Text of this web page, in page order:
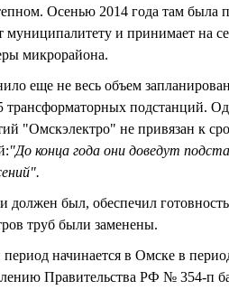
Осенью 2014 года там была
и принимает на
микрорайона.
еще не весь объем
трансформаторных подстанций.
"Омскэлектро" не привязан к
"До конца года они доведут
был, обеспечил
труб были заменены.
начинается в Омске в
Правительства РФ № 354-п